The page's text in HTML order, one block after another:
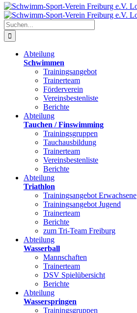
Suche
nach:
Abteilung
Schwimmen
Trainingsangebot
Trainerteam
Förderverein
Vereinsbestenliste
Berichte
Abteilung
Tauchen / Finswimming
Trainingsgruppen
Tauchausbildung
Trainerteam
Vereinsbestenliste
Berichte
Abteilung
Triathlon
Trainingsangebot Erwachsene
Trainingsangebot Jugend
Trainerteam
Berichte
zum Tri-Team Freiburg
Abteilung
Wasserball
Mannschaften
Trainerteam
DSV Spielübersicht
Berichte
Abteilung
Wasserspringen
Trainingsgruppen